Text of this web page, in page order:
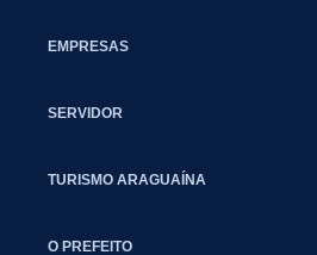
EMPRESAS
SERVIDOR
TURISMO ARAGUAÍNA
O PREFEITO